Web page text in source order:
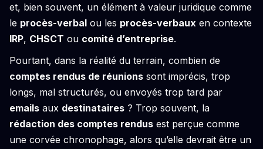
et, bien souvent, un élément à valeur juridique comme
le procès-verbal ou les procès-verbaux en contexte
IRP, CHSCT ou comité d’entreprise.
Pourtant, dans la réalité du terrain, combien de
comptes rendus de réunions sont imprécis, trop
longs, mal structurés, ou envoyés trop tard par
emails aux destinataires ? Trop souvent, la
rédaction des comptes rendus est perçue comme
une corvée chronophage, alors qu’elle devrait être un